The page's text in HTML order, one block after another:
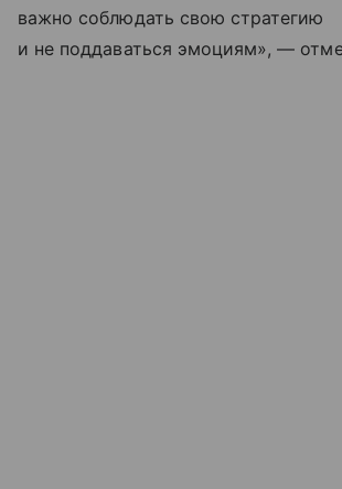
важно соблюдать свою стратегию
и не поддаваться эмоциям», —